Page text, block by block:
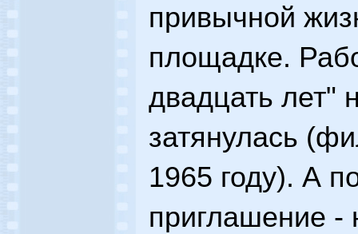
привычной
площадке.
двадцать лет"
затянулась
1965 году). А
приглашение -